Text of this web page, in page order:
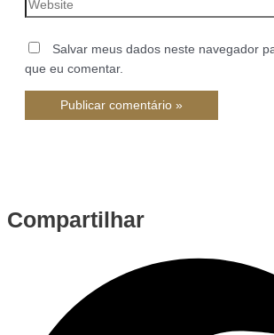
Salvar meus dados neste navegador
que eu comentar.
Compartilhar